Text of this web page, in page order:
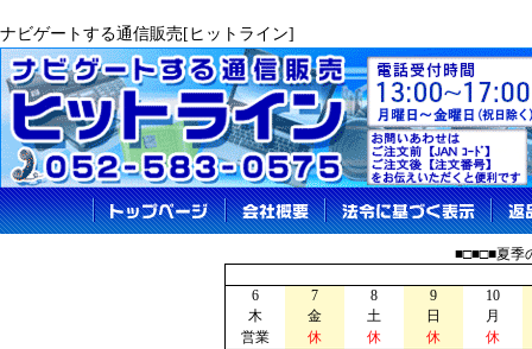
ナビゲートする通信販売[ヒットライン]
■□■□■夏季
6 7 8 9
10
木
金 土 日
月
営業
休 休 休
休